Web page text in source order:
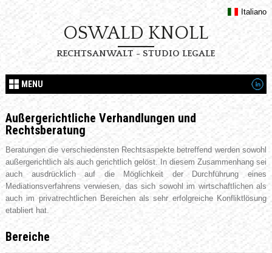
Italiano
OSWALD KNOLL
RECHTSANWALT - STUDIO LEGALE
MENU
Außergerichtliche Verhandlungen und
Rechtsberatung
Beratungen die verschiedensten Rechtsaspekte betreffend werden sowohl
außergerichtlich als auch gerichtlich gelöst. In diesem Zusammenhang sei
auch ausdrücklich auf die Möglichkeit der Durchführung eines
Mediationsverfahrens verwiesen, das sich sowohl im wirtschaftlichen als
auch im privatrechtlichen Bereichen als sehr erfolgreiche Konfliktlösung
etabliert hat.
Bereiche